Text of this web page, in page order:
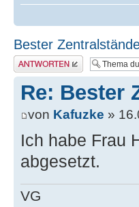
Bester
Antwort erstellen
Re: Bester
von Kafuzke »
Ich habe Frau
abgesetzt.
VG